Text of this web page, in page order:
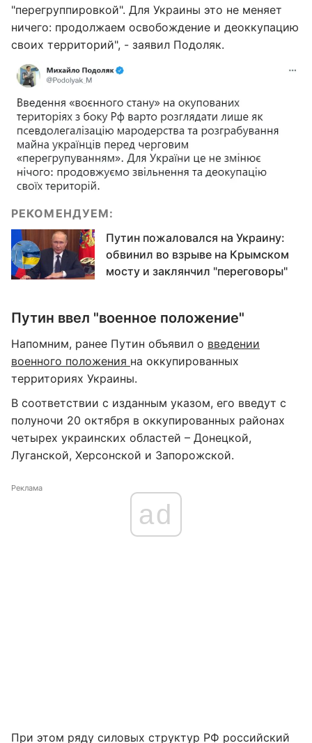
"перегруппировкой". Для Украины это не меняет
ничего: продолжаем освобождение и деоккупацию
своих территорий", - заявил Подоляк.
РЕКОМЕНДУЕМ:
Путин пожаловался на Украину:
обвинил во взрыве на Крымском
мосту и заклянчил "переговоры"
Путин ввел "военное положение"
Напомним, ранее Путин объявил о введении
военного положения на оккупированных
территориях Украины.
В соответствии с изданным указом, его введут с
полуночи 20 октября в оккупированных районах
четырех украинских областей – Донецкой,
Луганской, Херсонской и Запорожской.
Реклама
ad
При этом ряду силовых структур РФ российский